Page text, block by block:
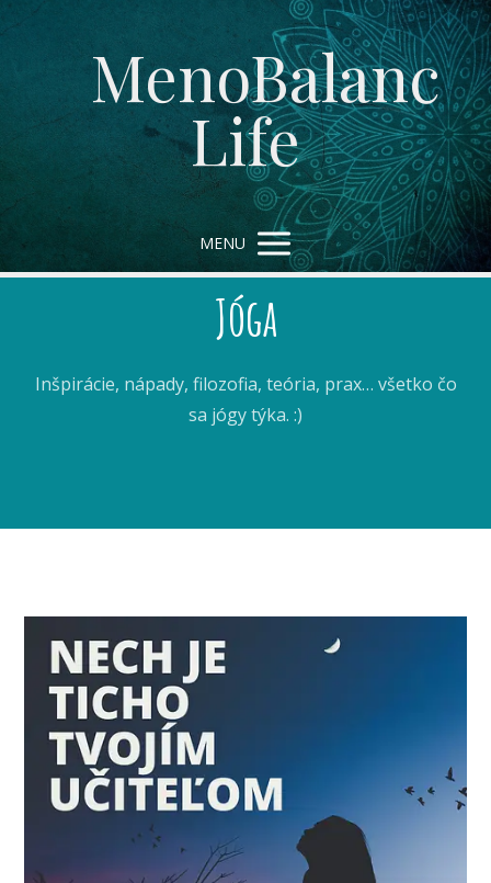
MenoBalanc
Life
MENU
Jóga
Inšpirácie, nápady, filozofia, teória, prax… všetko čo
sa jógy týka. :)